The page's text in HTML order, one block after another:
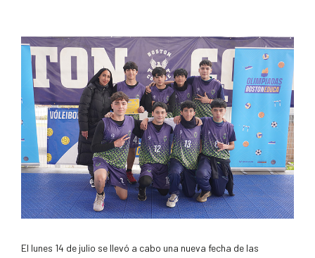
El lunes 14 de julio se llevó a cabo una nueva fecha de las